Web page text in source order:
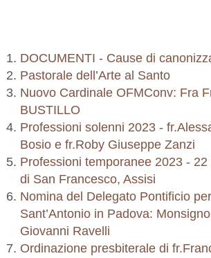
DOCUMENTI - Cause di
Pastorale dell’Arte al Santo
Nuovo Cardinale OFMConv: Fra
BUSTILLO
Professioni solenni 2023 -
Bosio e fr.Roby Giuseppe Zanzi
Professioni temporanee 2023 -
di San Francesco, Assisi
Nomina del Delegato Pontificio
Sant’Antonio in Padova:
Giovanni Ravelli
Ordinazione presbiterale di